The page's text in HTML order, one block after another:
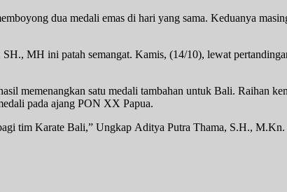
dua medali emas di hari yang sama. Keduanya
MH ini patah semangat. Kamis, (14/10), lewat
memenangkan satu medali tambahan untuk Bali. Raihan
pada ajang PON XX Papua.
tim Karate Bali,” Ungkap Aditya Putra Thama, S.H., M.Kn.